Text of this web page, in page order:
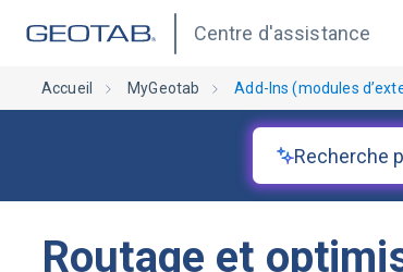
Centre d'assistance
Accueil MyGeotab Add-Ins (modules
Recherche
Routage et